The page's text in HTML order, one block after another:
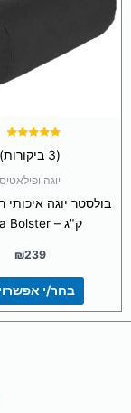
4.67
(3 ביקורות)
יוגה ופילאטיס
ק"ג – Yoga Bolster
₪239
בחר/י
את